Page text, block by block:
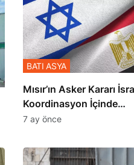
Mısır’ın Asker Kararı
Koordinasyon İçinde
Gerçekleşmiş
BATI ASYA
7 ay önce